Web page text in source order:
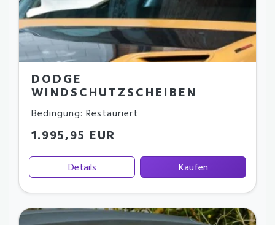
DODGE
WINDSCHUTZSCHEIBEN
Bedingung: Restauriert
1.995,95 EUR
Details Kaufen